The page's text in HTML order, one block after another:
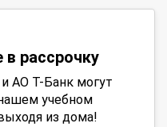
в рассрочку
АО Т-Банк могут
учебном
из дома!